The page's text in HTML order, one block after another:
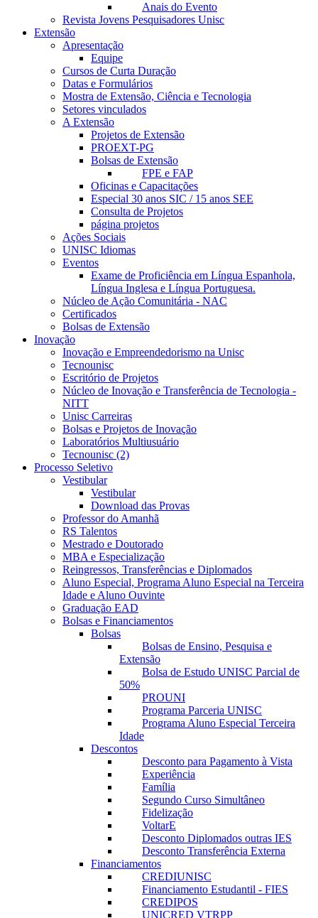
Anais do Evento
Revista Jovens Pesquisadores Unisc
Extensão
Apresentação
Equipe
Cursos de Curta Duração
Datas e Formulários
Mostra de Extensão, Ciência e Tecnologia
Setores vinculados
A Extensão
Projetos de Extensão
PROEXT-PG
Bolsas de Extensão
FPE e FAP
Oficinas e Capacitações
Especial 30 anos SIC / 15 anos SEE
Consulta de Projetos
página projetos
Ações Sociais
UNISC Idiomas
Eventos
Exame de Proficiência em Língua Espanhola,
Língua Inglesa e Língua Portuguesa.
Núcleo de Ação Comunitária - NAC
Certificados
Bolsas de Extensão
Inovação
Inovação e Empreendedorismo na Unisc
Tecnounisc
Escritório de Projetos
Núcleo de Inovação e Transferência de Tecnologia -
NITT
Unisc Carreiras
Bolsas e Projetos de Inovação
Laboratórios Multiusuário
Tecnounisc (2)
Processo Seletivo
Vestibular
Vestibular
Download das Provas
Professor do Amanhã
RS Talentos
Mestrado e Doutorado
MBA e Especialização
Reingressos, Transferências e Diplomados
Aluno Especial, Programa Aluno Especial na Terceira
Idade e Aluno Ouvinte
Graduação EAD
Bolsas e Financiamentos
Bolsas
Bolsas de Ensino, Pesquisa e
Extensão
Bolsa de Estudo UNISC Parcial de
50%
PROUNI
Programa Parceria UNISC
Programa Aluno Especial Terceira
Idade
Descontos
Desconto para Pagamento à Vista
Experiência
Família
Segundo Curso Simultâneo
Fidelização
VoltarE
Desconto Diplomados outras IES
Desconto Transferência Externa
Financiamentos
CREDIUNISC
Financiamento Estudantil - FIES
CREDIPOS
UNICRED VTRPP